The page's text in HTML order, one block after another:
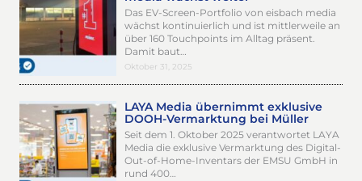
Das EV-Screen-Portfolio von eisbach media
wächst kontinuierlich und ist mittlerweile an
über 160 Touchpoints im Alltag präsent.
Damit baut…
Oktober 31, 2025
LAYA Media übernimmt exklusive
DOOH-Vermarktung bei Müller
Seit dem 1. Oktober 2025 verantwortet LAYA
Media die exklusive Vermarktung des Digital-
Out-of-Home-Inventars der EMSU GmbH in
rund 400…